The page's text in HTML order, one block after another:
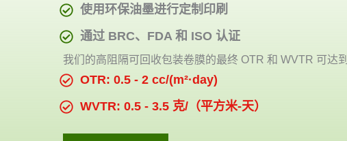
使用环保油墨进行定制印刷
通过 BRC、FDA 和 ISO 认证
我们的高阻隔可回收包装卷膜的最终 OTR 和 WVTR 可达到
OTR: 0.5 - 2 cc/(m²·day)
WVTR: 0.5 - 3.5 克/（平方米-天）